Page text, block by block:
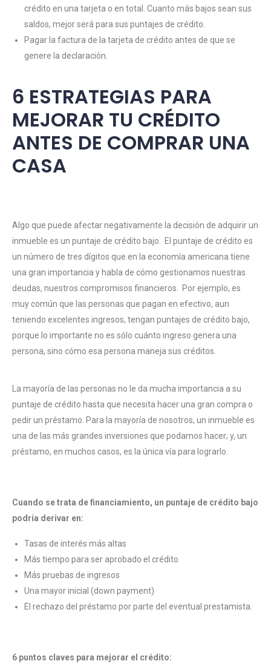
crédito en una tarjeta o en total. Cuanto más bajos sean sus
saldos, mejor será para sus puntajes de crédito.
Pagar la factura de la tarjeta de crédito antes de que se
genere la declaración.
6 ESTRATEGIAS PARA
MEJORAR TU CRÉDITO
ANTES DE COMPRAR UNA
CASA
Algo que puede afectar negativamente la decisión de adquirir un
inmueble es un puntaje de crédito bajo. El puntaje de crédito es
un número de tres dígitos que en la economía americana tiene
una gran importancia y habla de cómo gestionamos nuestras
deudas, nuestros compromisos financieros. Por ejemplo, es
muy común que las personas que pagan en efectivo, aun
teniendo excelentes ingresos, tengan puntajes de crédito bajo,
porque lo importante no es sólo cuánto ingreso genera una
persona, sino cómo esa persona maneja sus créditos.
La mayoría de las personas no le da mucha importancia a su
puntaje de crédito hasta que necesita hacer una gran compra o
pedir un préstamo. Para la mayoría de nosotros, un inmueble es
una de las más grandes inversiones que podamos hacer; y, un
préstamo, en muchos casos, es la única vía para lograrlo.
Cuando se trata de financiamiento, un puntaje de crédito bajo
podría derivar en:
Tasas de interés más altas
Más tiempo para ser aprobado el crédito
Más pruebas de ingresos
Una mayor inicial (down payment)
El rechazo del préstamo por parte del eventual prestamista.
6 puntos claves para mejorar el crédito: